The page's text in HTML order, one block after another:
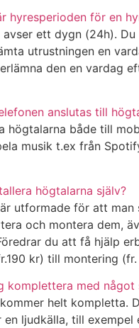
hyresperioden för en
avser ett dygn (24h). Du
utrustningen en
den en vardag
anslutas till
högtalarna både till
musik t.ex från
högtalarna själv?
utformade för att man
och montera dem,
du att få hjälp
kr) till montering
komplettera med något
helt kompletta.
en ljudkälla, till exempel